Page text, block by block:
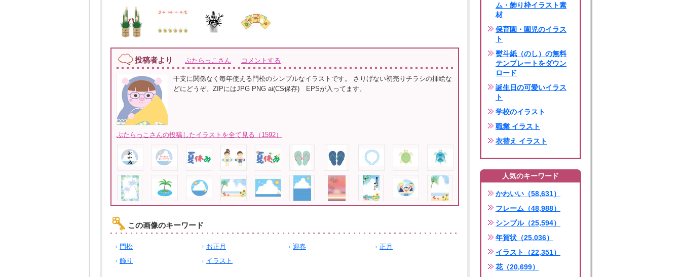
投稿者より ぶたらっこさん コメントする
干支に関係なく毎年使える門松のシンプルなイラストです。 さりげない初売りチラシの挿絵な
どにどうぞ。ZIPにはJPG PNG ai(CS保存) EPSが入ってます。
ぶたらっこさんの投稿したイラストを全て見る（1592）
この画像のキーワード
門松 お正月 迎春
正月
飾り
イラスト
ム・飾り枠イラスト素
材
保育園・園児のイラス
ト
熨斗紙（のし）の無料
テンプレートをダウン
ロード
誕生日の可愛いイラス
ト
学校のイラスト
職業 イラスト
衣替え イラスト
人気のキーワード
かわいい（58,631）
フレーム（48,988）
シンプル（25,594）
年賀状（25,036）
イラスト（22,351）
花（20,699）